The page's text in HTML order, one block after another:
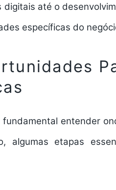
até o
específicas do
entender
algumas etapas